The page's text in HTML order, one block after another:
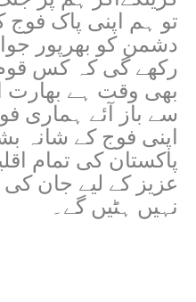
تو ہم اپنی پاک فوج
دشمن کو بھرپور
رکھے گی کہ کس قوم
بھی وقت ہے بھارت
سے باز آئے ہماری
اپنی فوج کے شانہ
پاکستان کی تمام
عزیز کے لیے جان
نہیں ہٹیں گے۔